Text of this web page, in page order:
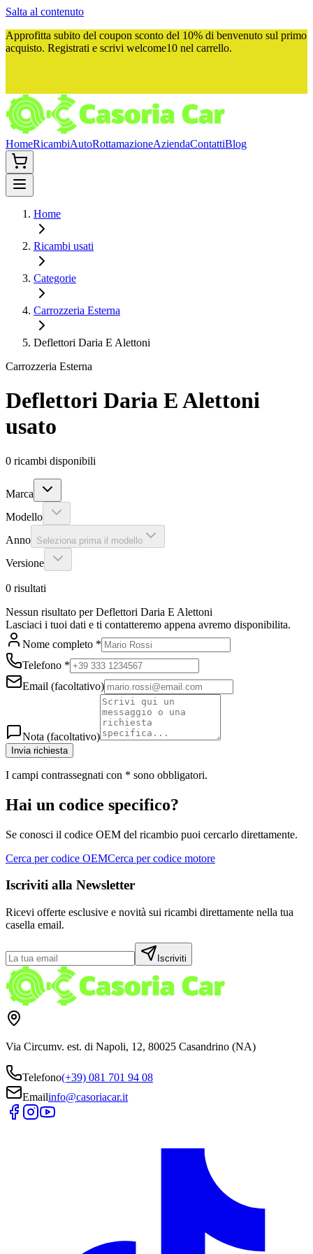
Salta al contenuto
Approfitta subito del coupon sconto del 10% di benvenuto sul primo
acquisto. Registrati e scrivi welcome10 nel carrello.
HomeRicambiAutoRottamazioneAziendaContattiBlog
Home
Ricambi usati
Categorie
Carrozzeria Esterna
Deflettori Daria E Alettoni
Carrozzeria Esterna
Deflettori Daria E Alettoni
usato
0 ricambi disponibili
Marca
Modello
Anno Seleziona prima il modello
Versione
0 risultati
Nessun risultato per Deflettori Daria E Alettoni
Lasciaci i tuoi dati e ti contatteremo appena avremo disponibilita.
Nome completo *
Telefono *
Email (facoltativo)
Nota (facoltativo)
Invia richiesta
I campi contrassegnati con * sono obbligatori.
Hai un codice specifico?
Se conosci il codice OEM del ricambio puoi cercarlo direttamente.
Cerca per codice OEMCerca per codice motore
Iscriviti alla Newsletter
Ricevi offerte esclusive e novità sui ricambi direttamente nella tua
casella email.
Iscriviti
Via Circumv. est. di Napoli, 12, 80025 Casandrino (NA)
Telefono(+39) 081 701 94 08
Emailinfo@casoriacar.it